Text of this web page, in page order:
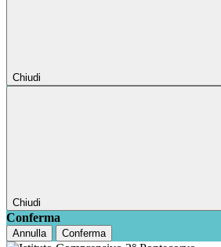
Chiudi
Chiudi
Conferma
Annulla Conferma